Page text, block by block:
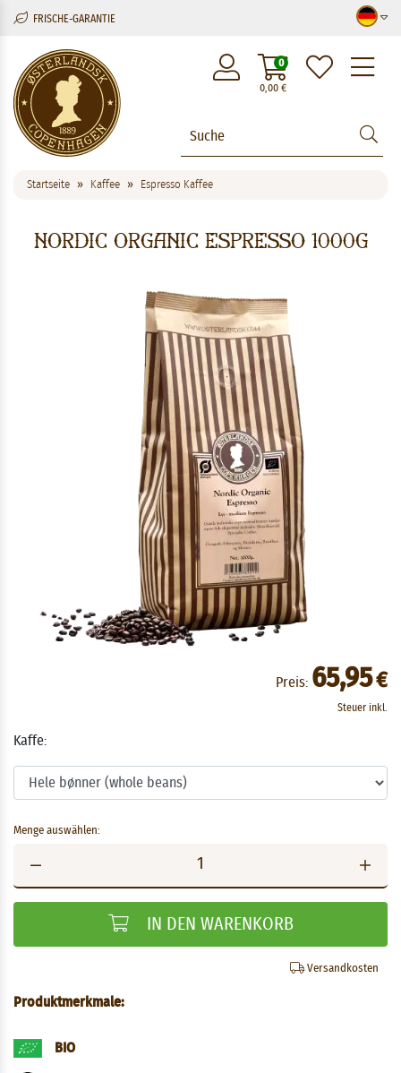
FRISCHE-GARANTIE
0,00€
0
Startseite Kaffee Espresso Kaffee
Nordic Organic Espresso 1000g
Preis: 65,95€
Steuer inkl.
Kaffe:
Menge auswählen:
IN DEN WARENKORB
Versandkosten
Produktmerkmale:
BIO